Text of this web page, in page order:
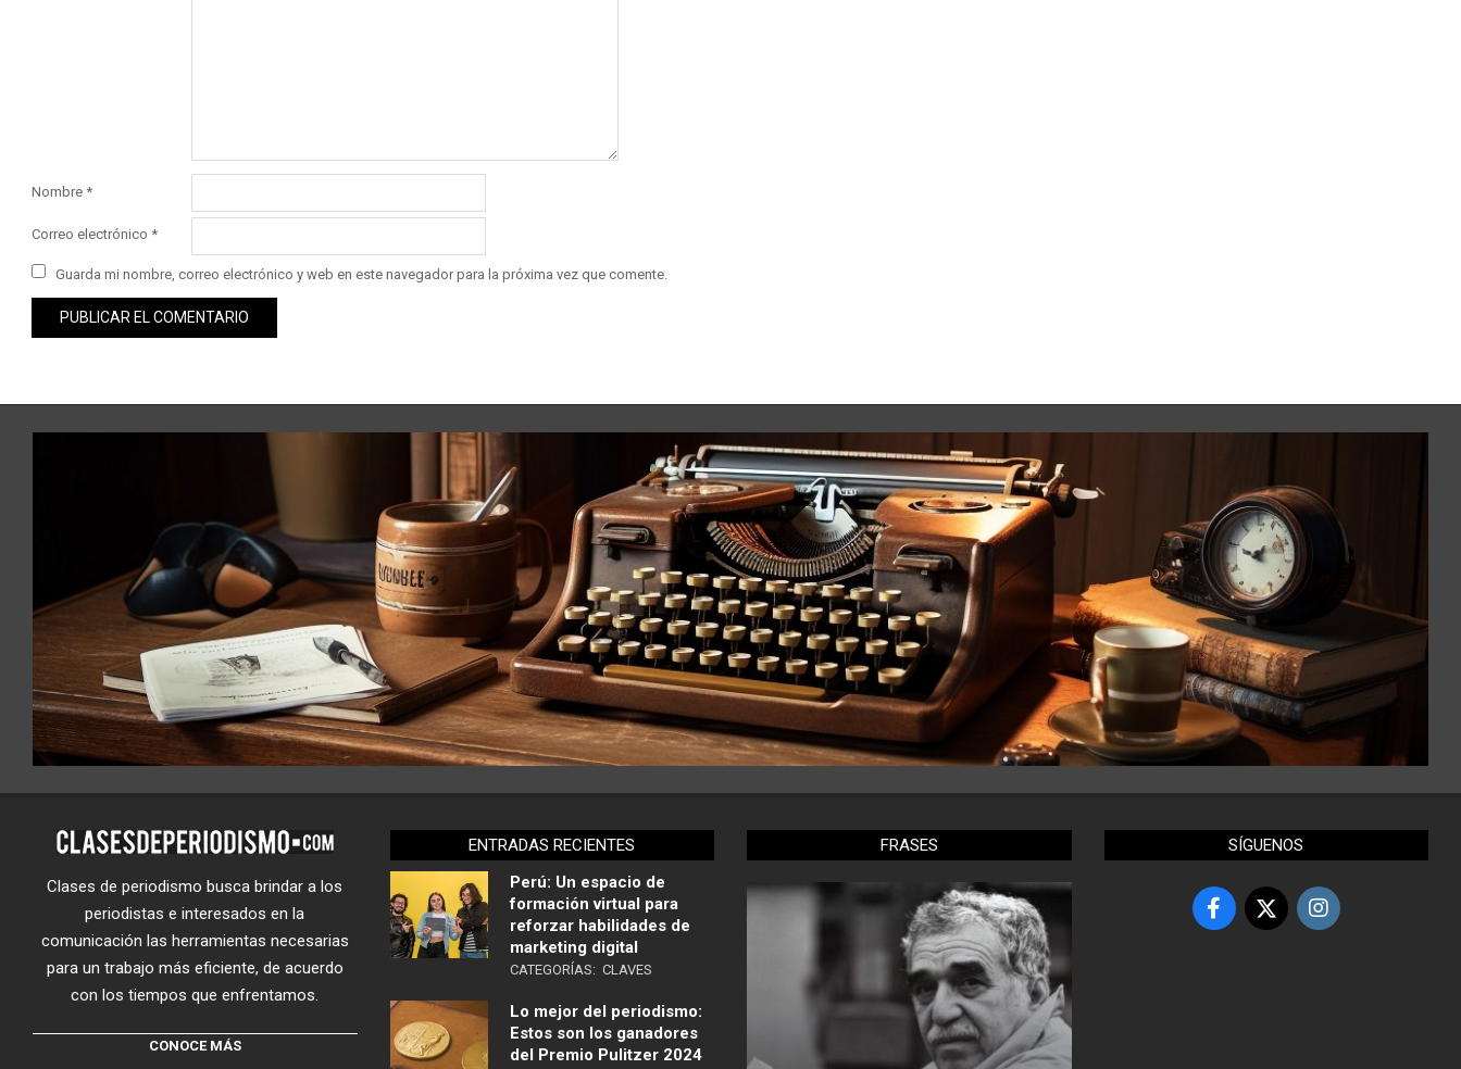
Nombre *
Correo electrónico *
Guarda mi nombre, correo electrónico y web en este navegador para la próxima vez que comente.
Clases de periodismo busca brindar a los
periodistas e interesados en la
comunicación las herramientas necesarias
para un trabajo más eficiente, de acuerdo
con los tiempos que enfrentamos.
CONOCE MÁS
ENTRADAS RECIENTES
Perú: Un espacio de
formación virtual para
reforzar habilidades de
marketing digital
CATEGORÍAS: CLAVES
Lo mejor del periodismo:
Estos son los ganadores
del Premio Pulitzer 2024
FRASES SÍGUENOS